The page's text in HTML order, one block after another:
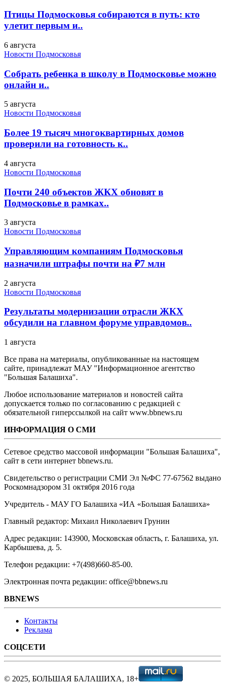
Птицы Подмосковья собираются в путь: кто
улетит первым и..
6 августа
Новости Подмосковья
Собрать ребенка в школу в Подмосковье можно
онлайн и..
5 августа
Новости Подмосковья
Более 19 тысяч многоквартирных домов
проверили на готовность к..
4 августа
Новости Подмосковья
Почти 240 объектов ЖКХ обновят в
Подмосковье в рамках..
3 августа
Новости Подмосковья
Управляющим компаниям Подмосковья
назначили штрафы почти на ₽7 млн
2 августа
Новости Подмосковья
Результаты модернизации отрасли ЖКХ
обсудили на главном форуме управдомов..
1 августа
Все права на материалы, опубликованные на настоящем
сайте, принадлежат МАУ "Информационное агентство
"Большая Балашиха".
Любое использование материалов и новостей сайта
допускается только по согласованию с редакцией с
обязательной гиперссылкой на сайт www.bbnews.ru
ИНФОРМАЦИЯ О СМИ
Сетевое средство массовой информации "Большая Балашиха",
сайт в сети интернет bbnews.ru.
Свидетельство о регистрации СМИ Эл №ФС ‎77-67562 выдано
Роскомнадзором 31 октября 2016 года
Учредитель - МАУ ГО Балашиха «ИА «Большая Балашиха»
Главный редактор: Михаил Николаевич Грунин
Адрес редакции: 143900, Московская область, г. Балашиха, ул.
Карбышева, д. 5.
Телефон редакции: +7(498)660-85-00.
Электронная почта редакции: office@bbnews.ru
BBNEWS
Контакты
Реклама
СОЦСЕТИ
© 2025, БОЛЬШАЯ БАЛАШИХА, 18+